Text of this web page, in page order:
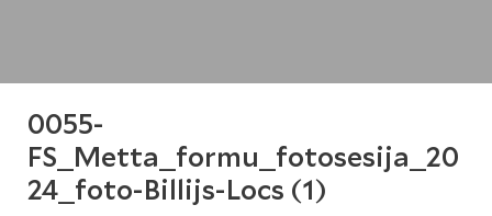
0055-
FS_Metta_formu_fotosesija_20
24_foto-Billijs-Locs (1)